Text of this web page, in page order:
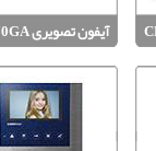
آیفون تصویری CAV-70GA